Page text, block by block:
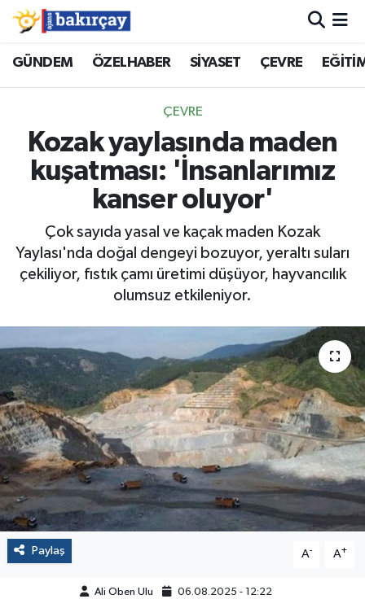
GÜNDEM ÖZELHABER SİYASET ÇEVRE
ÇEVRE
Kozak yaylasında maden
kuşatması: 'İnsanlarımız
kanser oluyor'
Çok sayıda yasal ve kaçak maden Kozak
Yaylası'nda doğal dengeyi bozuyor, yeraltı suları
çekiliyor, fıstık çamı üretimi düşüyor, hayvancılık
olumsuz etkileniyor.
Paylaş A- A+
Ali Oben Ulu 06.08.2025 - 12:22
İzmir Nöbetçi Eczaneler
İzmir Namaz Vakitleri
İzmir Trafik Yoğunluk Haritası
Süper Lig Puan Durumu ve Fikstür
Tüm Manşetler
Haber Arşivi